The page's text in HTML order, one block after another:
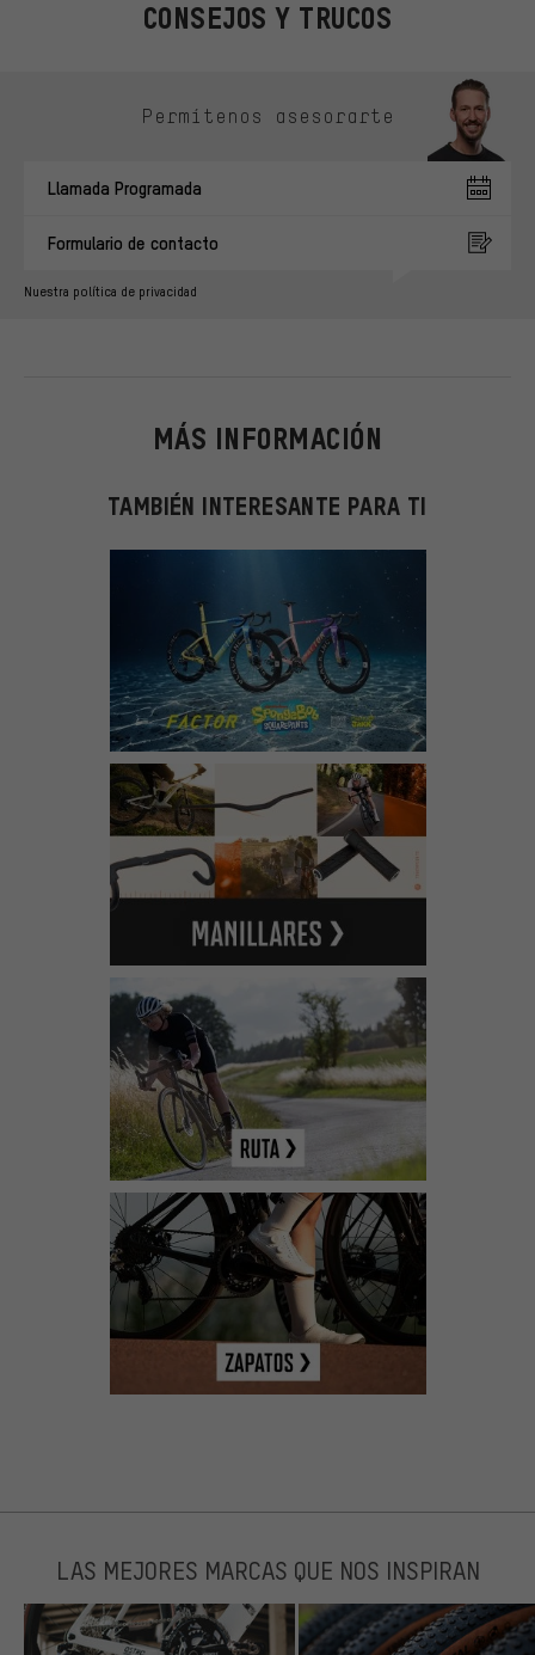
CONSEJOS Y TRUCOS
Permítenos asesorarte
Llamada Programada
Formulario de contacto
Nuestra política de privacidad
MÁS INFORMACIÓN
TAMBIÉN INTERESANTE PARA TI
LAS MEJORES MARCAS QUE NOS INSPIRAN